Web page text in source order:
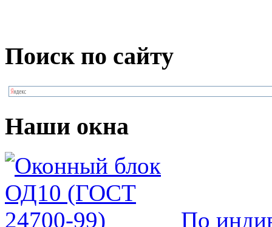
Поиск по сайту
Наши окна
По